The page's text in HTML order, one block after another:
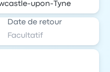
Date de retour